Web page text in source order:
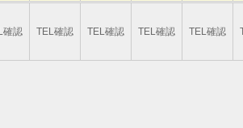
確認 TEL確認 TEL確認 TEL確認 TEL確認